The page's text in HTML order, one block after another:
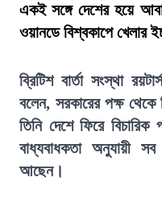
একই সঙ্গে দেশের হয়ে
ওয়ানডে বিশ্বকাপে খেলার
ব্রিটিশ বার্তা সংস্থা
বলেন, সরকারের পক্ষ থেকে
তিনি দেশে ফিরে
বাধ্যবাধকতা অনুযায়ী
আছেন।